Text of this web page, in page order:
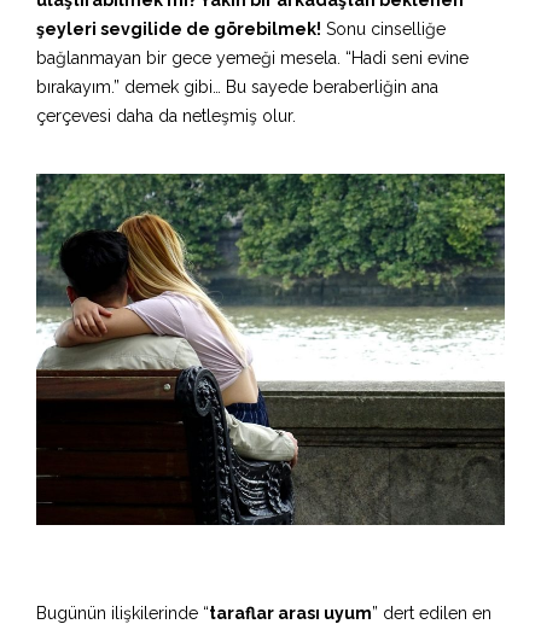
şeyleri sevgilide de görebilmek! Sonu cinselliğe
bağlanmayan bir gece yemeği mesela. “Hadi seni evine
bırakayım.” demek gibi… Bu sayede beraberliğin ana
çerçevesi daha da netleşmiş olur.
Bugünün ilişkilerinde “taraflar arası uyum” dert edilen en